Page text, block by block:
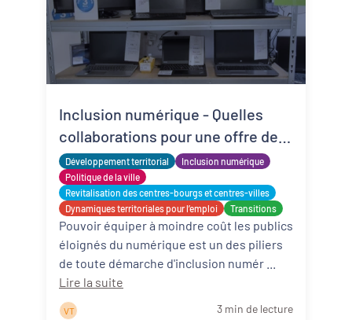
Développement territorial
Inclusion numérique
Politique de la ville
Revitalisation des centres-bourgs et centres-villes
Dynamiques territoriales pour l’emploi
Transitions
Inclusion numérique - Quelles
collaborations pour une offre de
matériels reconditionnés locale,
solidaire et adaptée ?
Pouvoir équiper à moindre coût les publics
éloignés du numérique est un des piliers
Lire la suite
V T
3 min de lecture